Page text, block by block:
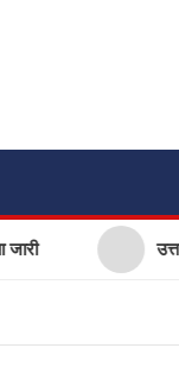
उत्तराखंड के